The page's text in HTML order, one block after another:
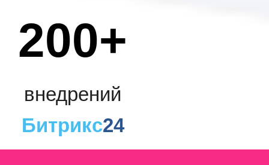
200+
внедрений
Битрикс24